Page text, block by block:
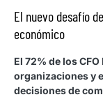
El nuevo desafío
económico
El 72% de los
organizaciones y
decisiones de